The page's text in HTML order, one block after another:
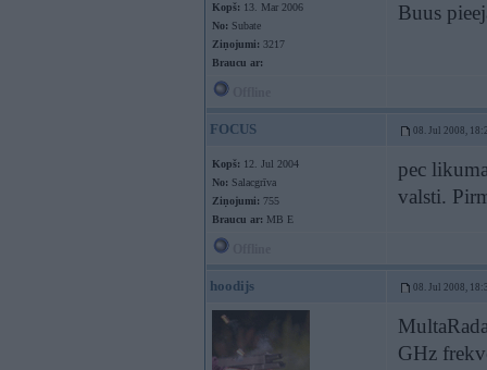
Kopš: 13. Mar 2006
No: Subate
Ziņojumi: 3217
Braucu ar:
Buus
FOCUS 08. Jul 2008,
Kopš: 12. Jul 2004
No: Salacgrīva
Ziņojumi: 755
Braucu ar: MB E
pec
valsti.
hoodijs 08. Jul 2008,
GHz